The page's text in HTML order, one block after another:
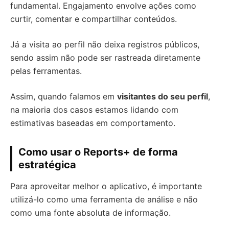
fundamental. Engajamento envolve ações como
curtir, comentar e compartilhar conteúdos.
Já a visita ao perfil não deixa registros públicos,
sendo assim não pode ser rastreada diretamente
pelas ferramentas.
Assim, quando falamos em visitantes do seu perfil,
na maioria dos casos estamos lidando com
estimativas baseadas em comportamento.
Como usar o Reports+ de forma
estratégica
Para aproveitar melhor o aplicativo, é importante
utilizá-lo como uma ferramenta de análise e não
como uma fonte absoluta de informação.